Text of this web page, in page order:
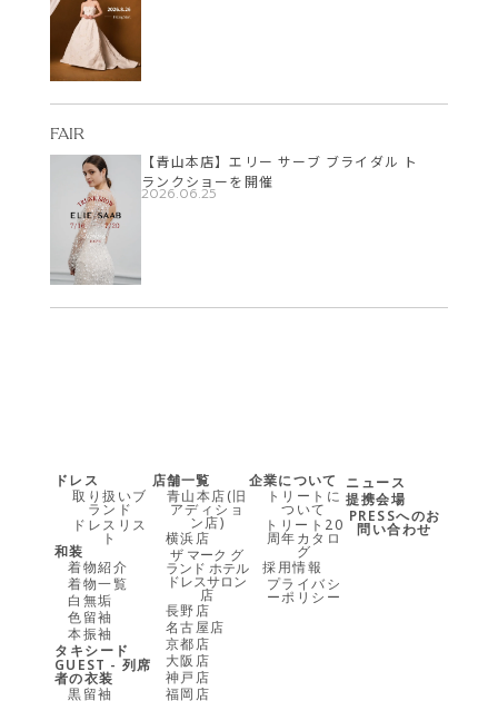
FAIR
【青山本店】エリー サーブ ブライダル ト
ランクショーを開催
2026.06.25
ドレス
取り扱いブ
ランド
ドレスリス
ト
和装
着物紹介
着物一覧
白無垢
色留袖
本振袖
タキシード
GUEST - 列席
者の衣装
黒留袖
店舗一覧
青山本店(旧
アディショ
ン店)
横浜店
ザ マーク グ
ランド ホテル
ドレスサロン
店
長野店
名古屋店
京都店
大阪店
神戸店
福岡店
企業について
トリートに
ついて
トリート20
周年カタロ
グ
採用情報
プライバシ
ーポリシー
ニュース
提携会場
PRESSへのお
問い合わせ